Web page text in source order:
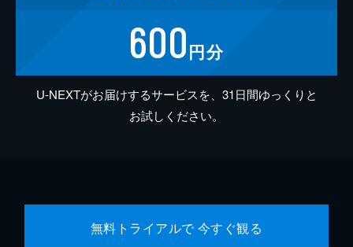
600円分
U-NEXTがお届けするサービスを、31日間ゆっくりと
お試しください。
無料トライアルで 今すぐ観る